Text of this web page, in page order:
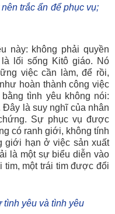
trắc ẩn để phục vụ;
này: không phải quyền
lối sống Kitô giáo. Nó
việc cần làm, để rồi,
hoàn thành công việc
tình yêu không nói:
là suy nghĩ của nhân
Sự phục vụ được
có ranh giới, không tính
giới hạn ở việc sản xuất
là một sự biểu diễn vào
tim, một trái tim được đổi
yêu và tình yêu